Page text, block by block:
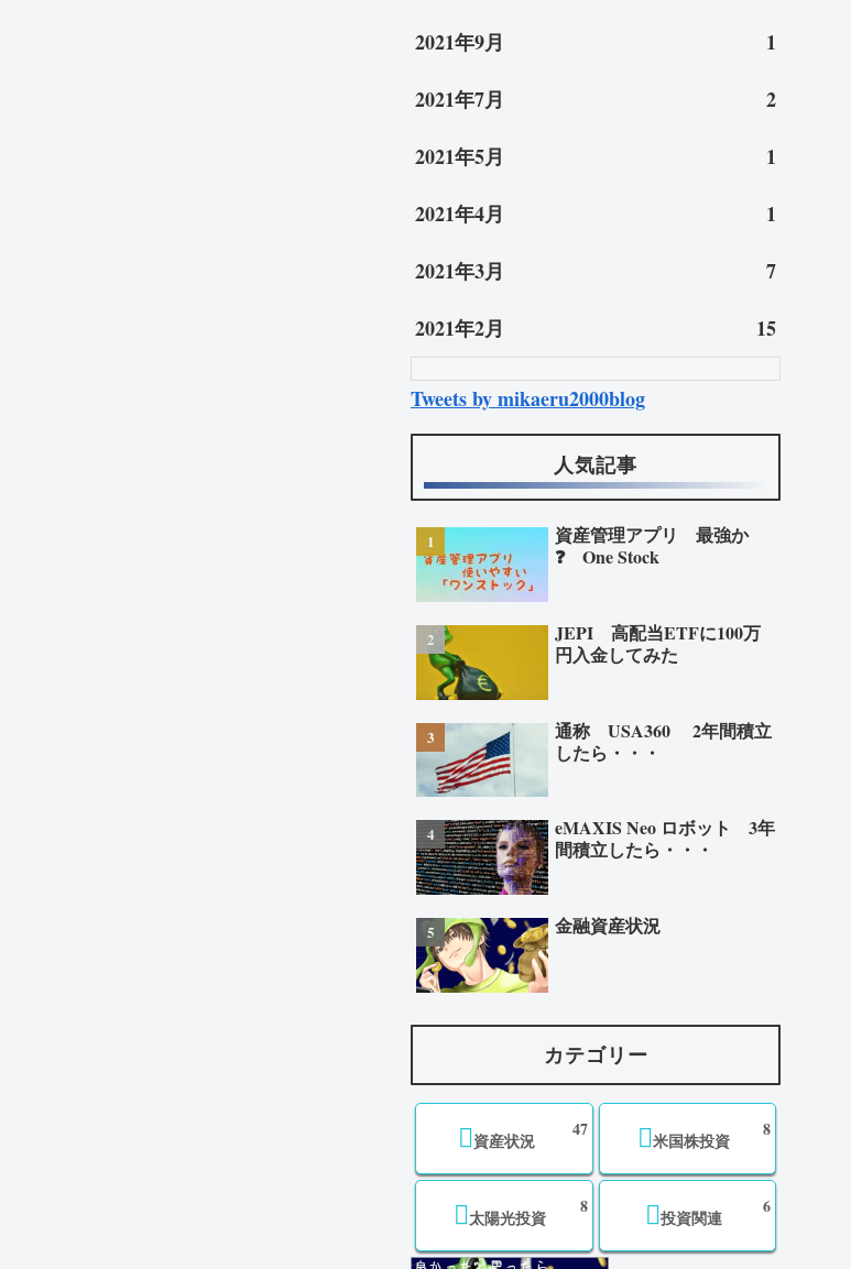
2021年9月
1
2021年7月
2
2021年5月
1
2021年4月
1
2021年3月
7
2021年2月
15
Tweets by mikaeru2000blog
人気記事
資産管理アプリ 最強か
❓ One Stock
JEPI 高配当ETFに100万
円入金してみた
通称 USA360 2年間積立
したら・・・
eMAXIS Neo ロボット 3年
間積立したら・・・
金融資産状況
カテゴリー
資産状況
47
米国株投資
8
太陽光投資
8
投資関連
6